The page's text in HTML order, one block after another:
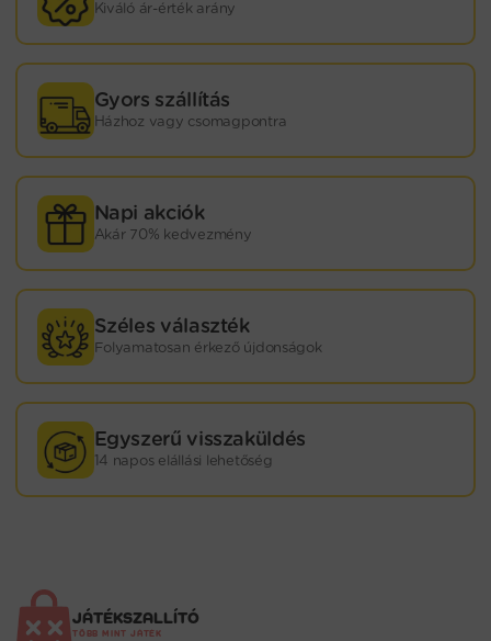
Kiváló ár-érték arány
Gyors szállítás
Házhoz vagy csomagpontra
Napi akciók
Akár 70% kedvezmény
Széles választék
Folyamatosan érkező újdonságok
Egyszerű visszaküldés
14 napos elállási lehetőség
JÁTÉKSZALLÍTÓ
TÖBB MINT JÁTÉK